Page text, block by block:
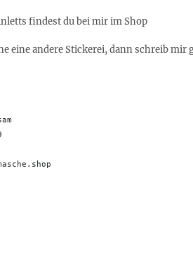
findest du bei mir im Shop
eine andere Stickerei, dann schreib